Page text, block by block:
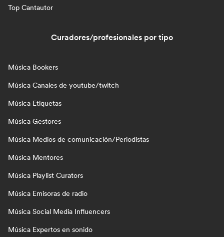
Top Cantautor
Curadores/profesionales por tipo
Música Bookers
Música Canales de youtube/twitch
Música Etiquetas
Música Gestores
Música Medios de comunicación/Periodistas
Música Mentores
Música Playlist Curators
Música Emisoras de radio
Música Social Media Influencers
Música Expertos en sonido